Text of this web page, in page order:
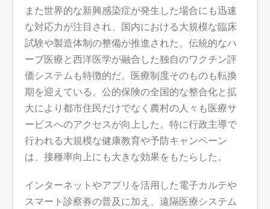
また世界的な新興感染症が発生した場合にも迅速
な対応力が注目され、国内における大規模な臨床
試験や製造体制の整備が推進された。伝統的なハ
ーブ医療と西洋医学が融合した独自のワクチン評
価システムも特徴的だ。医療制度そのものも転換
期を迎えている。公的保険の全国的な整合化と拡
大により都市住民だけでなく農村の人々も医療サ
ービスへのアクセスが向上した。特に行政主導で
行われる大規模な健康教育や予防キャンペーン
は、接種率向上にも大きな効果をもたらした。
インターネットやアプリを活用した電子カルテや
スマート診察券の普及に加え、遠隔医療システム